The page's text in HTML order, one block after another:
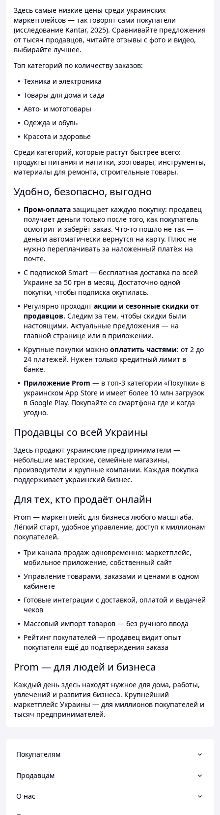
Здесь самые низкие цены среди украинских
маркетплейсов — так говорят сами покупатели
(исследование Kantar, 2025). Сравнивайте предложения
от тысяч продавцов, читайте отзывы с фото и видео,
выбирайте лучшее.
Топ категорий по количеству заказов:
Техника и электроника
Товары для дома и сада
Авто- и мототовары
Одежда и обувь
Красота и здоровье
Среди категорий, которые растут быстрее всего:
продукты питания и напитки, зоотовары, инструменты,
материалы для ремонта, строительные товары.
Удобно, безопасно, выгодно
Пром-оплата защищает каждую покупку: продавец
получает деньги только после того, как покупатель
осмотрит и заберёт заказ. Что-то пошло не так —
деньги автоматически вернутся на карту. Плюс не
нужно переплачивать за наложенный платёж на
почте.
С подпиской Smart — бесплатная доставка по всей
Украине за 50 грн в месяц. Достаточно одной
покупки, чтобы подписка окупилась.
Регулярно проходят акции и сезонные скидки от
продавцов. Следим за тем, чтобы скидки были
настоящими. Актуальные предложения — на
главной странице или в приложении.
Крупные покупки можно оплатить частями: от 2 до
24 платежей. Нужен только кредитный лимит в
банке.
Приложение Prom — в топ-3 категории «Покупки» в
украинском App Store и имеет более 10 млн загрузок
в Google Play. Покупайте со смартфона где и когда
угодно.
Продавцы со всей Украины
Здесь продают украинские предприниматели —
небольшие мастерские, семейные магазины,
производители и крупные компании. Каждая покупка
поддерживает украинский бизнес.
Для тех, кто продаёт онлайн
Prom — маркетплейс для бизнеса любого масштаба.
Лёгкий старт, удобное управление, доступ к миллионам
покупателей.
Три канала продаж одновременно: маркетплейс,
мобильное приложение, собственный сайт
Управление товарами, заказами и ценами в одном
кабинете
Готовые интеграции с доставкой, оплатой и выдачей
чеков
Массовый импорт товаров — без ручного ввода
Рейтинг покупателей — продавец видит опыт
покупателя ещё до подтверждения заказа
Prom — для людей и бизнеса
Каждый день здесь находят нужное для дома, работы,
увлечений и развития бизнеса. Крупнейший
маркетплейс Украины — для миллионов покупателей и
тысяч предпринимателей.
Покупателям
Продавцам
О нас